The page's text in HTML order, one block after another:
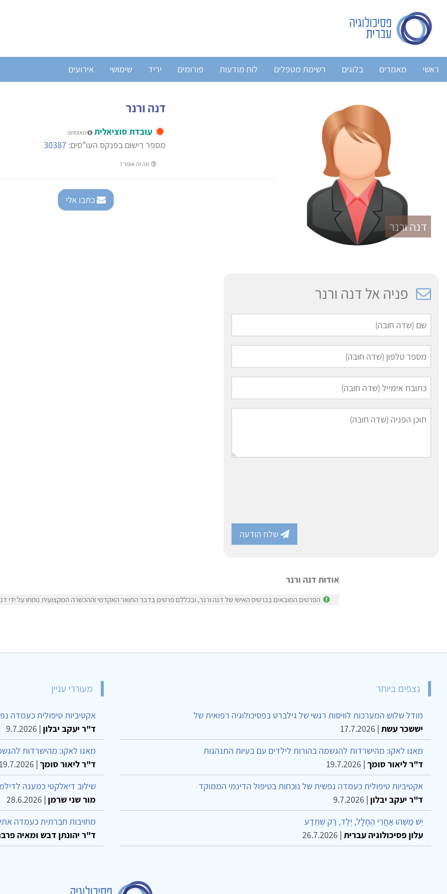
ראשי מאמרים בלוגים רשימת מטפלים לוח מודעות פורומים יריד שימושי אירועים
דנה ורנר
דנה ורנר
עובדת סוציאלית מאומתת
מספר רישום בפנקס העו"סים: 30387
מה זה אומר ?
כתבו אלי
פניה אל דנה ורנר
שלח הודעה
אודות דנה ורנר
הפרטים המובאים בכרטיס האישי של דנה ורנר, ובכללם פרטים בדבר התואר האקדמי וההכשרה המקצועית נוסחו על ידי
נצפים ביותר
מודל שלוש המערכות לוויסות רגשי של גילברט בפסיכולוגיה רפואית של
יששכר עשת |
17.7.2026
מאגו לאקו: מהישרדות להגשמה בהורות לילדים עם בעיות התנהגות
ד"ר ליאור סומך |
19.7.2026
אקטיביות טיפולית כעמדה נפשית של נוכחות בטיפול הדינמי הממוקד
ד"ר יעקב יבלון |
9.7.2026
יֵשׁ מַשֶּׁהוּ אַחֲרֵי הֶחָלָל, יֶלֶד, רַק שֶׁתֵּדַע
עלון פסיכולוגיה עברית |
26.7.2026
מעוררי עניין
אקטיביות טיפולית כעמדה
ד"ר יעקב יבלון |
9.7.2026
מאגו לאקו: מהישרדות
ד"ר ליאור סומך |
שילוב דיאלקטי כמענה
מור שני שרמן |
28.6.2026
מחויבות חברתית כעמדה
ד"ר יהונתן דבש ומאיה